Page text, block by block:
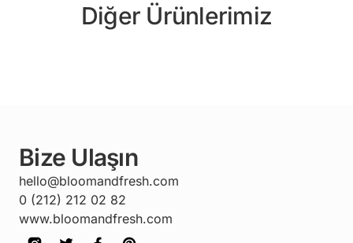
Diğer Ürünlerimiz
Bize Ulaşın
hello@bloomandfresh.com
0 (212) 212 02 82
www.bloomandfresh.com